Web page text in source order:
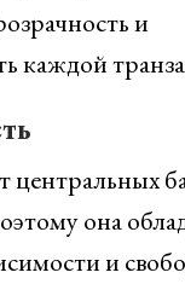
и
каждой
центральных
она
и